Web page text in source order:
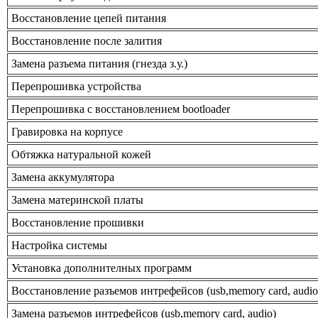
Восстановление цепей питания
Восстановление после залития
Замена разъема питания (гнезда з.у.)
Перепрошивка устройства
Перепрошивка с восстановлением bootloader
Гравировка на корпусе
Обтяжка натуральной кожей
Замена аккумулятора
Замена материнской платы
Восстановление прошивки
Настройка системы
Установка дополнителных программ
Восстановление разъемов интрефейсов (usb,memory card,
Замена разъемов интрефейсов (usb,memory card, audio)